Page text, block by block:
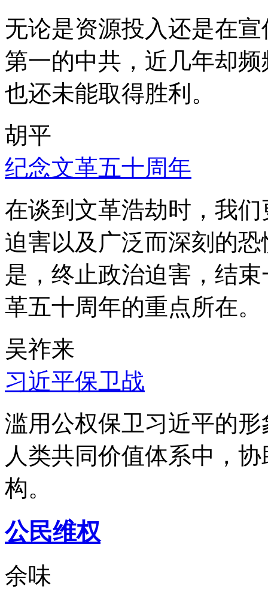
无论是资源投入还是在
第一的中共，近几年却
也还未能取得胜利。
胡平
纪念文革五十周年
在谈到文革浩劫时，我
迫害以及广泛而深刻的
是，终止政治迫害，结
革五十周年的重点所在。
吴祚来
习近平保卫战
滥用公权保卫习近平的
人类共同价值体系中，
构。
公民维权
余味